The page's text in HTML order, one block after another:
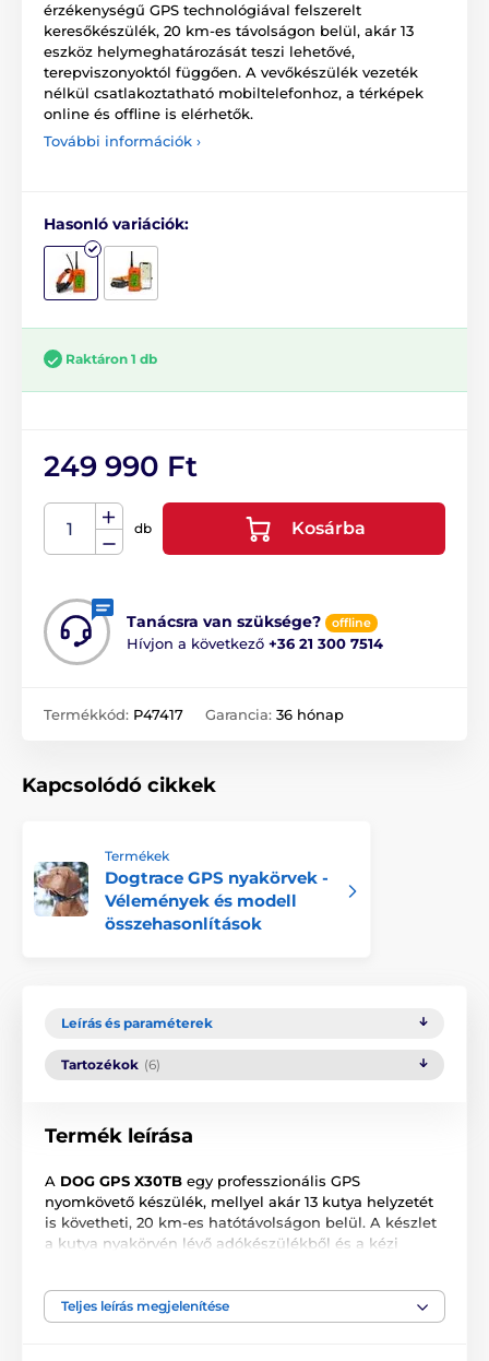
érzékenységű GPS technológiával felszerelt
keresőkészülék, 20 km-es távolságon belül, akár 13
eszköz helymeghatározását teszi lehetővé,
terepviszonyoktól függően. A vevőkészülék vezeték
nélkül csatlakoztatható mobiltelefonhoz, a térképek
online és offline is elérhetők.
További információk ›
Hasonló variációk:
Raktáron 1 db
249 990 Ft
db Kosárba
Tanácsra van szüksége? offline
Hívjon a következő +36 21 300 7514
Termékkód: P47417 Garancia: 36 hónap
Kapcsolódó cikkek
Termékek
Dogtrace GPS nyakörvek -
Vélemények és modell
összehasonlítások
Leírás és paraméterek
Tartozékok (6)
Termék leírása
A DOG GPS X30TB egy professzionális GPS
nyomkövető készülék, mellyel akár 13 kutya helyzetét
is követheti, 20 km-es hatótávolságon belül. A készlet
a kutya nyakörvén lévő adókészülékből és a kézi
irányát a készüléktől. Az adóegység műhold
segítségével határozza meg saját helyzetét és
Teljes leírás megjelenítése